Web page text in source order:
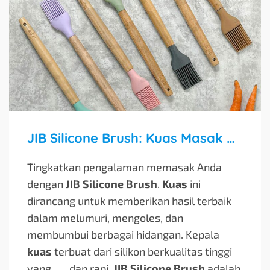
JIB Silicone Brush: Kuas Masak Multifungsi yang Aman dan Tahan Lama
Tingkatkan pengalaman memasak Anda
dengan JIB Silicone Brush. Kuas ini
dirancang untuk memberikan hasil terbaik
dalam melumuri, mengoles, dan
membumbui berbagai hidangan. Kepala
kuas terbuat dari silikon berkualitas tinggi